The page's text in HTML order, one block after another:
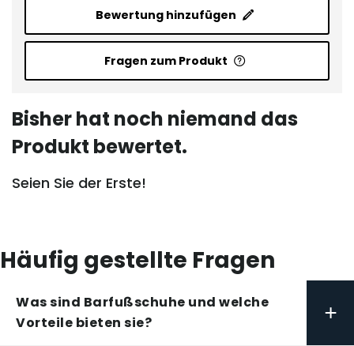
Bewertung hinzufügen
Fragen zum Produkt
Bisher hat noch niemand das
Produkt bewertet.
Seien Sie der Erste!
Häufig gestellte Fragen
Was sind Barfußschuhe und welche
Vorteile bieten sie?
+